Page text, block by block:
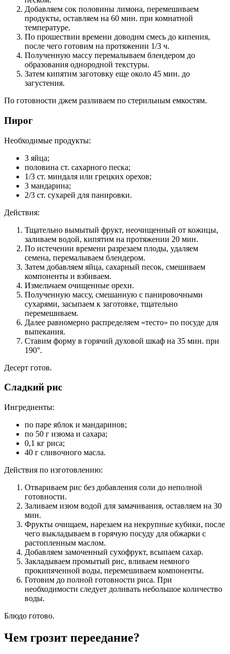
Добавляем сок половины лимона, перемешиваем
продукты, оставляем на 60 мин. при комнатной
температуре.
По прошествии времени доводим смесь до кипения,
после чего готовим на протяжении 1/3 ч.
Полученную массу перемалываем блендером до
образования однородной текстуры.
Затем кипятим заготовку еще около 45 мин. до
загустения.
По готовности джем разливаем по стерильным емкостям.
Пирог
Необходимые продукты:
3 яйца;
половина ст. сахарного песка;
1/3 ст. миндаля или грецких орехов;
3 мандарина;
2/3 ст. сухарей для панировки.
Действия:
Тщательно вымытый фрукт, неочищенный от кожицы,
заливаем водой, кипятим на протяжении 20 мин.
По истечении времени разрезаем плоды, удаляем
семена, перемалываем блендером.
Затем добавляем яйца, сахарный песок, смешиваем
компоненты и взбиваем.
Измельчаем очищенные орехи.
Полученную массу, смешанную с панировочными
сухарями, засыпаем к заготовке, тщательно
перемешиваем.
Далее равномерно распределяем «тесто» по посуде для
выпекания.
Ставим форму в горячий духовой шкаф на 35 мин. при
190°.
Десерт готов.
Сладкий рис
Ингредиенты:
по паре яблок и мандаринов;
по 50 г изюма и сахара;
0,1 кг риса;
40 г сливочного масла.
Действия по изготовлению:
Отвариваем рис без добавления соли до неполной
готовности.
Заливаем изюм водой для замачивания, оставляем на 30
мин.
Фрукты очищаем, нарезаем на некрупные кубики, после
чего выкладываем в горячую посуду для обжарки с
растопленным маслом.
Добавляем замоченный сухофрукт, всыпаем сахар.
Закладываем промытый рис, вливаем немного
прокипяченной воды, перемешиваем компоненты.
Готовим до полной готовности риса. При
необходимости следует доливать небольшое количество
воды.
Блюдо готово.
Чем грозит переедание?